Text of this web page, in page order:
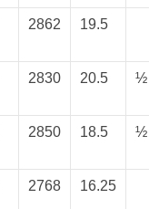
2862 19.5
2830 20.5 ½
2850 18.5 ½
2768 16.25